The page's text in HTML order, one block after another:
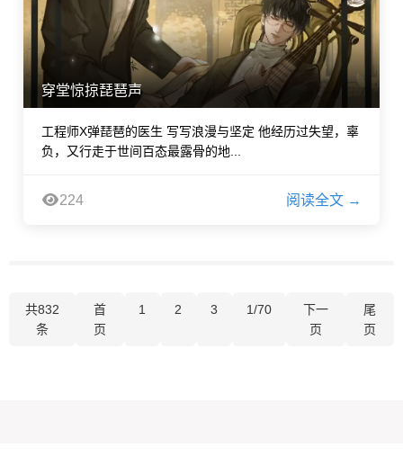
穿堂惊掠琵琶声
工程师X弹琵琶的医生 写写浪漫与坚定 他经历过失望，辜
负，又行走于世间百态最露骨的地...
224 阅读全文 →
共832
条
首
页
1 2 3 1/70
下一
页
尾
页